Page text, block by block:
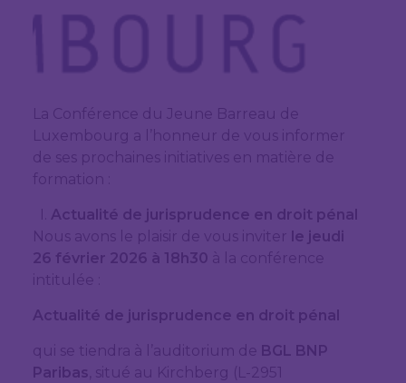
La Conférence du Jeune Barreau de
Luxembourg a l’honneur de vous informer
de ses prochaines initiatives en matière de
formation :
Actualité de jurisprudence en droit pénal
Nous avons le plaisir de vous inviter le jeudi
26 février 2026 à 18h30 à la conférence
intitulée :
Actualité de jurisprudence en droit pénal
qui se tiendra à l’auditorium de BGL BNP
Paribas , situé au Kirchberg (L-2951